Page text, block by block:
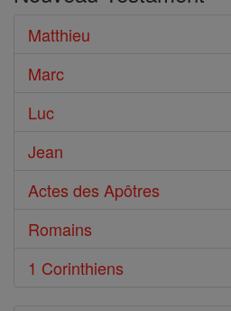
le
Bible
Matthieu
Marc
Luc
Jean
Actes des Apôtres
Romains
1 Corinthiens